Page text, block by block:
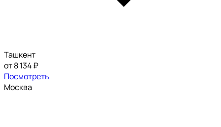
Ташкент
от 8 134 ₽
Посмотреть
Москва